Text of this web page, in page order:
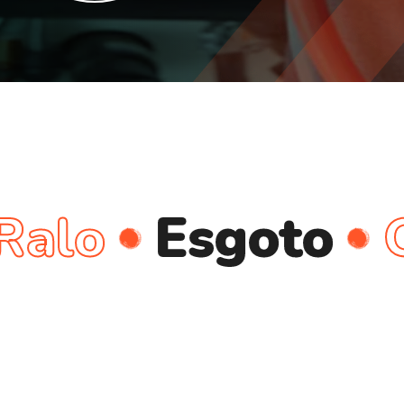
Esgoto Cano